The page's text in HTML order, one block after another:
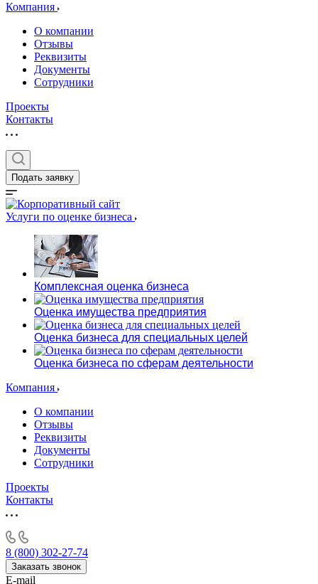
Компания
О компании
Отзывы
Реквизиты
Документы
Сотрудники
Проекты
Контакты
Подать заявку
Услуги по оценке бизнеса
Комплексная оценка бизнеса
Оценка имущества предприятия
Оценка бизнеса для специальных целей
Оценка бизнеса по сферам деятельности
Компания
О компании
Отзывы
Реквизиты
Документы
Сотрудники
Проекты
Контакты
8 (800) 302-27-74
Заказать звонок
E-mail